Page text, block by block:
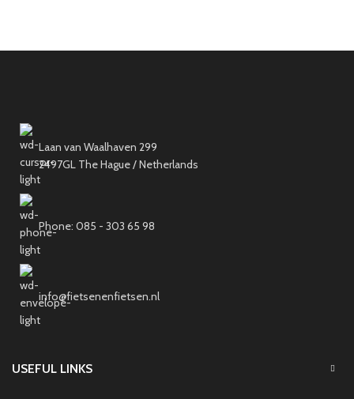
Laan van Waalhaven 299
2497GL The Hague / Netherlands
Phone: 085 - 303 65 98
info@fietsenenfietsen.nl
USEFUL LINKS